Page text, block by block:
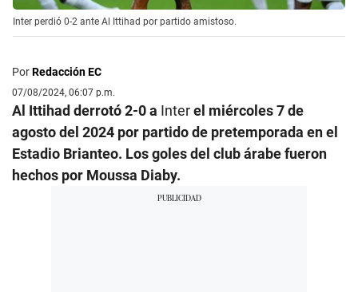
Inter perdió 0-2 ante Al Ittihad por partido amistoso.
PorRedacción EC
07/08/2024, 06:07 p.m.
Al Ittihad derrotó 2-0 a Interel miércoles 7 de
agosto del 2024 por partido de pretemporada en el
Estadio Brianteo. Los goles del club árabe fueron
hechos por Moussa Diaby.